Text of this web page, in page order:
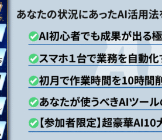
AI事業者ガイドラ
公式リリース・
ティポリシー
進機構
AI利活用における
向・ガイドライン